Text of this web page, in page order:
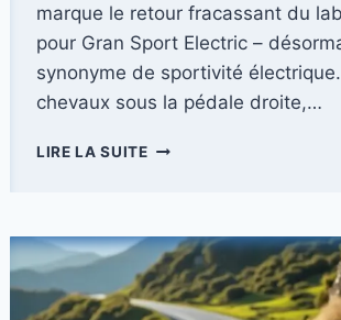
marque le retour fracassant du
pour Gran Sport Electric –
synonyme de sportivité
chevaux sous la pédale droite,…
LIRE LA SUITEOPEL
–
UNE
NOUVEAUTÉ
QUI